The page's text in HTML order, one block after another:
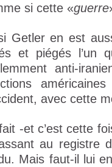
si cette «guerre
Getler en est
et piégés l’un
anti-
avec cette
-et c’est cette
au registre
Mais faut-il lui